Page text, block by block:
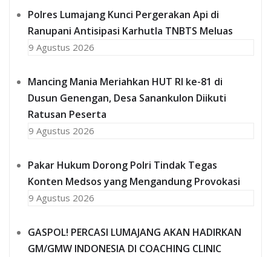
Polres Lumajang Kunci Pergerakan Api di
Ranupani Antisipasi Karhutla TNBTS Meluas
9 Agustus 2026
Mancing Mania Meriahkan HUT RI ke-81 di
Dusun Genengan, Desa Sanankulon Diikuti
Ratusan Peserta
9 Agustus 2026
Pakar Hukum Dorong Polri Tindak Tegas
Konten Medsos yang Mengandung Provokasi
9 Agustus 2026
GASPOL! PERCASI LUMAJANG AKAN HADIRKAN
GM/GMW INDONESIA DI COACHING CLINIC